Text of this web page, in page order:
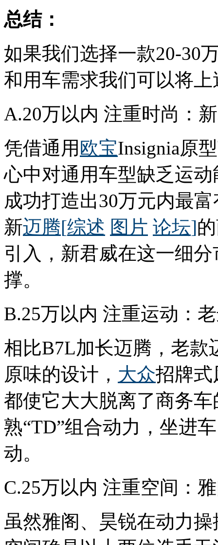
总结：
如果我们选择一款20-30
和用车需求我们可以将
A.20万以内 注重时尚：
凭借通用 欧宝Insignia原
心中对通用车型缺乏运
成功打造出30万元内最
新迈腾[综述 图片 论坛]
引入，新君威在这一细
撑。
B.25万以内 注重运动：
相比B7L加长迈腾，老款
原味的设计， 大众招牌式
都使它大大脱离了商务
熟“TD”组合动力，坐进
动。
C.25万以内 注重空间：
虽然雅阁、昊锐在动力